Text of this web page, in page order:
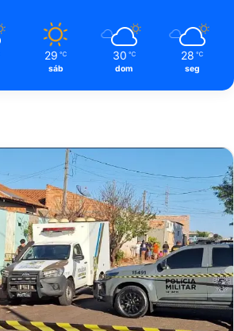
29 ℃
sáb
30 ℃
dom
28 ℃
seg